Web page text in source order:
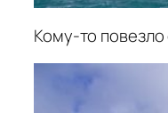
Кому-то